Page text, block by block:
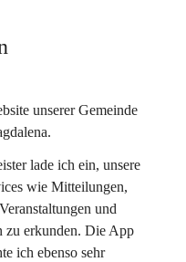
unserer Gemeinde
lade ich ein, unsere
wie Mitteilungen,
und
zu erkunden. Die App
ich ebenso sehr